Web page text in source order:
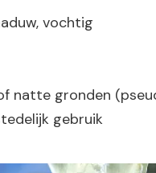
vochtig
natte gronden (
gebruik